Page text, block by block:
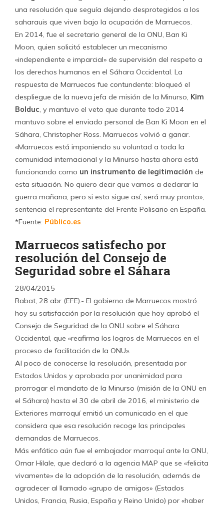
una resolución que seguía dejando desprotegidos a los
saharauis que viven bajo la ocupación de Marruecos.
En 2014, fue el secretario general de la ONU, Ban Ki
Moon, quien solicitó establecer un mecanismo
«independiente e imparcial» de supervisión del respeto a
los derechos humanos en el Sáhara Occidental. La
respuesta de Marruecos fue contundente: bloqueó el
despliegue de la nueva jefa de misión de la Minurso, Kim
Bolduc, y mantuvo el veto que durante todo 2014
mantuvo sobre el enviado personal de Ban Ki Moon en el
Sáhara, Christopher Ross. Marruecos volvió a ganar.
«Marruecos está imponiendo su voluntad a toda la
comunidad internacional y la Minurso hasta ahora está
funcionando como un instrumento de legitimación de
esta situación. No quiero decir que vamos a declarar la
guerra mañana, pero si esto sigue así, será muy pronto»,
sentencia el representante del Frente Polisario en España.
*Fuente: Público.es
Marruecos satisfecho por
resolución del Consejo de
Seguridad sobre el Sáhara
28/04/2015
Rabat, 28 abr (EFE).- El gobierno de Marruecos mostró
hoy su satisfacción por la resolución que hoy aprobó el
Consejo de Seguridad de la ONU sobre el Sáhara
Occidental, que «reafirma los logros de Marruecos en el
proceso de facilitación de la ONU».
Al poco de conocerse la resolución, presentada por
Estados Unidos y aprobada por unanimidad para
prorrogar el mandato de la Minurso (misión de la ONU en
el Sáhara) hasta el 30 de abril de 2016, el ministerio de
Exteriores marroquí emitió un comunicado en el que
considera que esa resolución recoge las principales
demandas de Marruecos.
Más enfático aún fue el embajador marroquí ante la ONU,
Omar Hilale, que declaró a la agencia MAP que se «felicita
vivamente» de la adopción de la resolución, además de
agradecer al llamado «grupo de amigos» (Estados
Unidos, Francia, Rusia, España y Reino Unido) por «haber